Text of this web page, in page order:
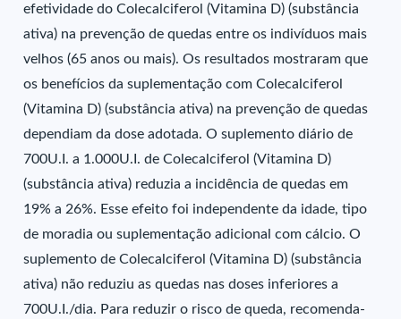
efetividade do Colecalciferol (Vitamina D) (substância
ativa) na prevenção de quedas entre os indivíduos mais
velhos (65 anos ou mais). Os resultados mostraram que
os benefícios da suplementação com Colecalciferol
(Vitamina D) (substância ativa) na prevenção de quedas
dependiam da dose adotada. O suplemento diário de
700U.I. a 1.000U.I. de Colecalciferol (Vitamina D)
(substância ativa) reduzia a incidência de quedas em
19% a 26%. Esse efeito foi independente da idade, tipo
de moradia ou suplementação adicional com cálcio. O
suplemento de Colecalciferol (Vitamina D) (substância
ativa) não reduziu as quedas nas doses inferiores a
700U.I./dia. Para reduzir o risco de queda, recomenda-